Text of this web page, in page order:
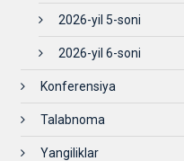
2026-yil 5-soni
2026-yil 6-soni
Konferensiya
Talabnoma
Yangiliklar